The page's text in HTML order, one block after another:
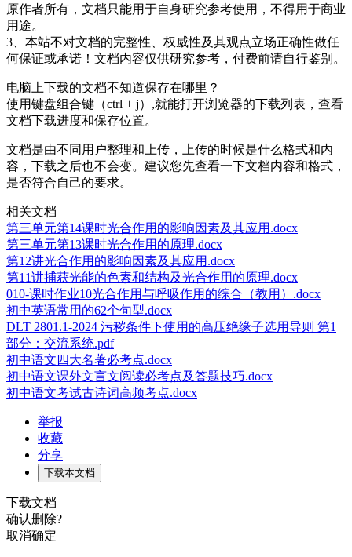
原作者所有，文档只能用于自身研究参考使用，不得用于商业
用途。
3、本站不对文档的完整性、权威性及其观点立场正确性做任
何保证或承诺！文档内容仅供研究参考，付费前请自行鉴别。
电脑上下载的文档不知道保存在哪里？
使用键盘组合键（ctrl + j）,就能打开浏览器的下载列表，查看
文档下载进度和保存位置。
文档是由不同用户整理和上传，上传的时候是什么格式和内
容，下载之后也不会变。建议您先查看一下文档内容和格式，
是否符合自己的要求。
相关文档
第三单元第14课时光合作用的影响因素及其应用.docx
第三单元第13课时光合作用的原理.docx
第12讲光合作用的影响因素及其应用.docx
第11讲捕获光能的色素和结构及光合作用的原理.docx
010-课时作业10光合作用与呼吸作用的综合（教用）.docx
初中英语常用的62个句型.docx
DLT 2801.1-2024 污秽条件下使用的高压绝缘子选用导则 第1
部分：交流系统.pdf
初中语文四大名著必考点.docx
初中语文课外文言文阅读必考点及答题技巧.docx
初中语文考试古诗词高频考点.docx
举报
收藏
分享
下载本文档
下载文档
确认删除?
取消确定